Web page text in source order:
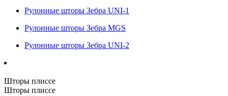
Рулонные шторы Зебра UNI-1
Рулонные шторы Зебра MGS
Рулонные шторы Зебра UNI-2
Шторы плиссе
Шторы плиссе